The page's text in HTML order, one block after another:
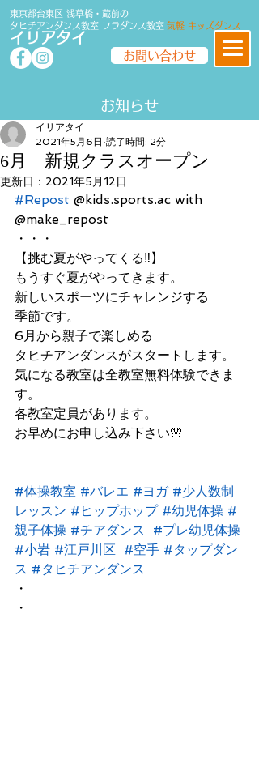
東京都台東区 浅草橋・蔵前の
タヒチアンダンス教室 フラダンス教室 気軽 キッズダンス
イリアタイ
お問い合わせ
​​お知らせ
6月 新規クラスオープン
イリアタイ
2021年5月6日 読了時間: 2分
更新日： 2021年5月12日
#Repost @kids.sports.ac with
@make_repost
・・・
【挑む夏がやってくる‼️】
もうすぐ夏がやってきます。
新しいスポーツにチャレンジする
季節です。
6月から親子で楽しめる
タヒチアンダンスがスタートします。
気になる教室は全教室無料体験できま
す。
各教室定員があります。
お早めにお申し込み下さい🌸
#体操教室 #バレエ #ヨガ #少人数制
レッスン #ヒップホップ #幼児体操 #
親子体操 #チアダンス
#プレ幼児体操
#小岩 #江戸川区 #空手 #タップダン
ス #タヒチアンダンス
・
・